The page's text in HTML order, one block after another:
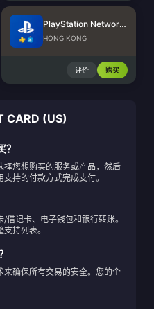
PlayStation Network Card (HK)
HONG KONG
评价 购买
CARD (US)
您想购买的服务或产品，然后
持的付款方式完成支付。
记卡、电子钱包和银行转账。
持列表。
确保所有交易的安全。您的个